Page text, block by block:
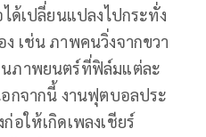
ด้เปลี่ยนแปลงไปกระทั่ง
เช่น ภาพคนวิ่งจากขวา
ภาพยนตร์ที่ฟิล์มแต่ละ
กจากนี้ งานฟุตบอลประ
อให้เกิดเพลงเชียร์